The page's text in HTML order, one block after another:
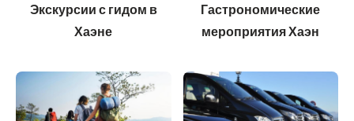
Экскурсии с гидом в
Хаэне
Гастрономические
мероприятия Хаэн